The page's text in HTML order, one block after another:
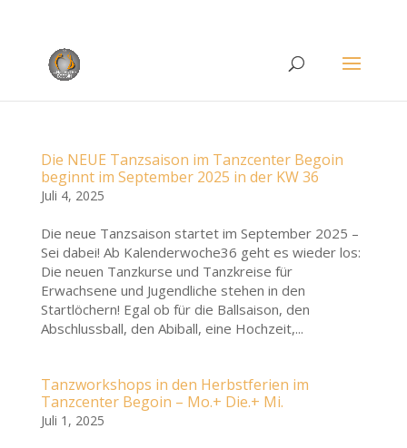
Die NEUE Tanzsaison im Tanzcenter Begoin
beginnt im September 2025 in der KW 36
Juli 4, 2025
Die neue Tanzsaison startet im September 2025 –
Sei dabei! Ab Kalenderwoche36 geht es wieder los:
Die neuen Tanzkurse und Tanzkreise für
Erwachsene und Jugendliche stehen in den
Startlöchern! Egal ob für die Ballsaison, den
Abschlussball, den Abiball, eine Hochzeit,...
Tanzworkshops in den Herbstferien im
Tanzcenter Begoin – Mo.+ Die.+ Mi.
Juli 1, 2025